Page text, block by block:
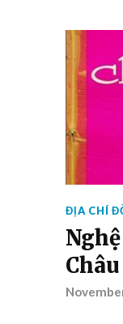
ĐỊA CHÍ
Châu